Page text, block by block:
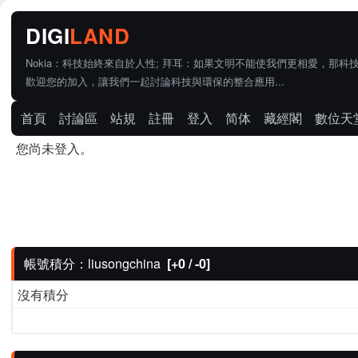
Nokia：科技始終來自於人性; 拜耳：如果文明不能使我們更相愛，那科
歡迎您的加入，讓我們一起討論科技與環保的整合應用...
首頁 討論區 站規 註冊 登入 简体 藏經閣
數位天
您尚未登入。
帳號積分：liusongchina [+0 / -0]
沒有積分